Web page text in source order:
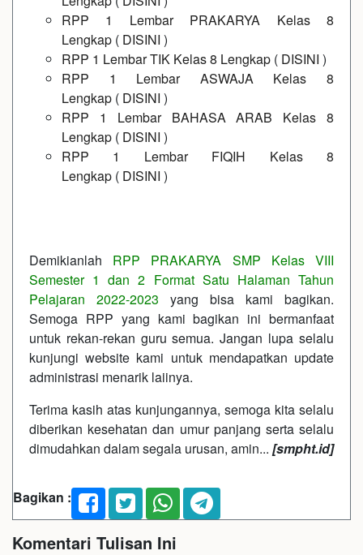
RPP 1 Lembar PRAKARYA Kelas 8
Lengkap ( DISINI )
RPP 1 Lembar TIK Kelas 8 Lengkap ( DISINI )
RPP 1 Lembar ASWAJA Kelas 8
Lengkap ( DISINI )
RPP 1 Lembar BAHASA ARAB Kelas 8
Lengkap ( DISINI )
RPP 1 Lembar FIQIH Kelas 8
Lengkap ( DISINI )
Demikianlah RPP PRAKARYA SMP Kelas VIII
Semester 1 dan 2 Format Satu Halaman Tahun
Pelajaran 2022-2023 yang bisa kami bagikan.
Semoga RPP yang kami bagikan ini bermanfaat
untuk rekan-rekan guru semua. Jangan lupa selalu
kunjungi website kami untuk mendapatkan update
administrasi menarik laiinya.
Terima kasih atas kunjungannya, semoga kita selalu
diberikan kesehatan dan umur panjang serta selalu
dimudahkan dalam segala urusan, amin... [smpht.id]
Bagikan :
Komentari Tulisan Ini